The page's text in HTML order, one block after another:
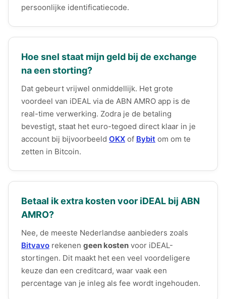
persoonlijke identificatiecode.
Hoe snel staat mijn geld bij de exchange
na een storting?
Dat gebeurt vrijwel onmiddellijk. Het grote
voordeel van iDEAL via de ABN AMRO app is de
real-time verwerking. Zodra je de betaling
bevestigt, staat het euro-tegoed direct klaar in je
account bij bijvoorbeeld OKX of Bybit om om te
zetten in Bitcoin.
Betaal ik extra kosten voor iDEAL bij ABN
AMRO?
Nee, de meeste Nederlandse aanbieders zoals
Bitvavo rekenen geen kosten voor iDEAL-
stortingen. Dit maakt het een veel voordeligere
keuze dan een creditcard, waar vaak een
percentage van je inleg als fee wordt ingehouden.